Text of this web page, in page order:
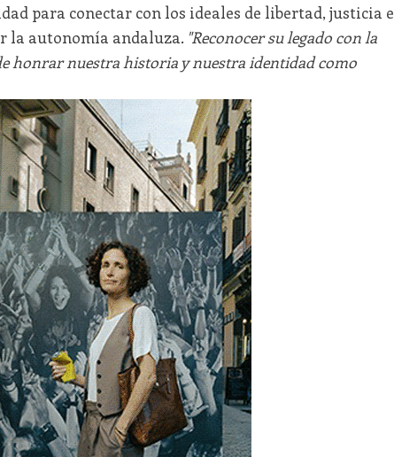
para conectar con los ideales de libertad, justicia e
la autonomía andaluza. "Reconocer su legado con la
honrar nuestra historia y nuestra identidad como